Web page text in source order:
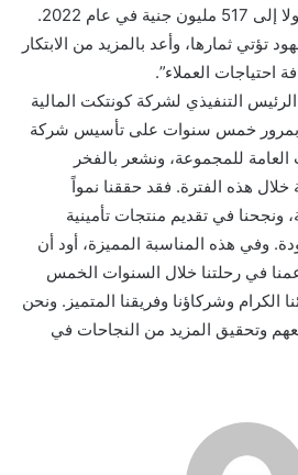
بحوالي 91 مليون جنية وصولا إلى 517 مليون جنية في عام 2022.
تؤتي ثمارها، وأعد بالمزيد من الابتكار
احتياجات العملاء”.
التنفيذي لشركة كونتكت المالية
بمرور خمس سنوات على تأسيس شركة
العامة للمجموعة، ونشعر بالفخر
خلال هذه الفترة. فقد حققنا نمواً
في تقديم منتجات تأمينية
وفي هذه المناسبة المميزة، أود أن
في رحلتنا خلال السنوات الخمس
الكرام وشركاؤنا وفريقنا المتميز. ونحن
وتحقيق المزيد من النجاحات في